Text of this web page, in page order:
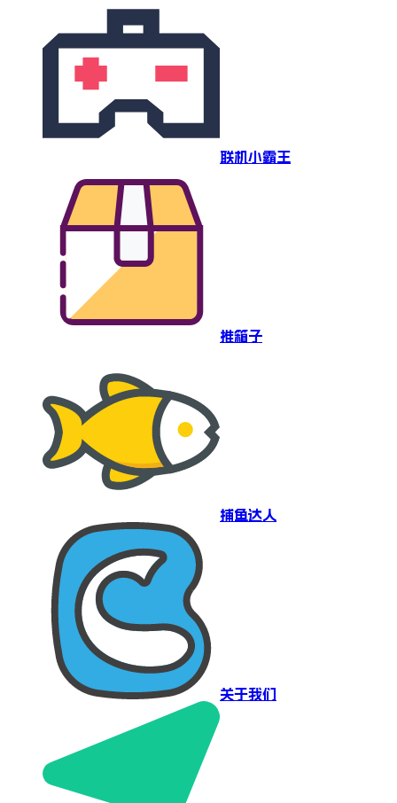
联机小霸王
推箱子
捕鱼达人
关于我们